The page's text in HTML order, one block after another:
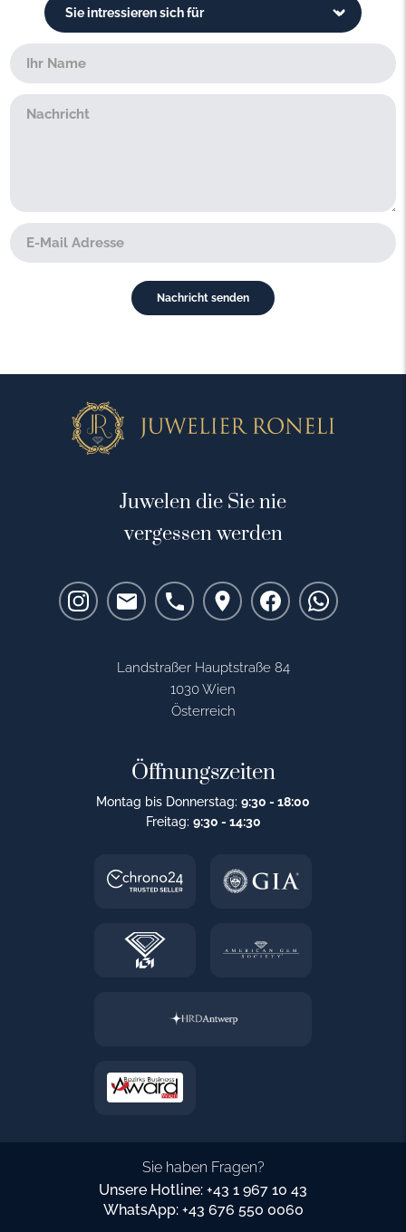
Juwelen die Sie nie
vergessen werden
Landstraßer Hauptstraße 84
1030 Wien
Österreich
Öffnungszeiten
Montag bis Donnerstag: 9:30 - 18:00
Freitag: 9:30 - 14:30
Sie haben Fragen?
Unsere Hotline: +43 1 967 10 43
WhatsApp: +43 676 550 0060